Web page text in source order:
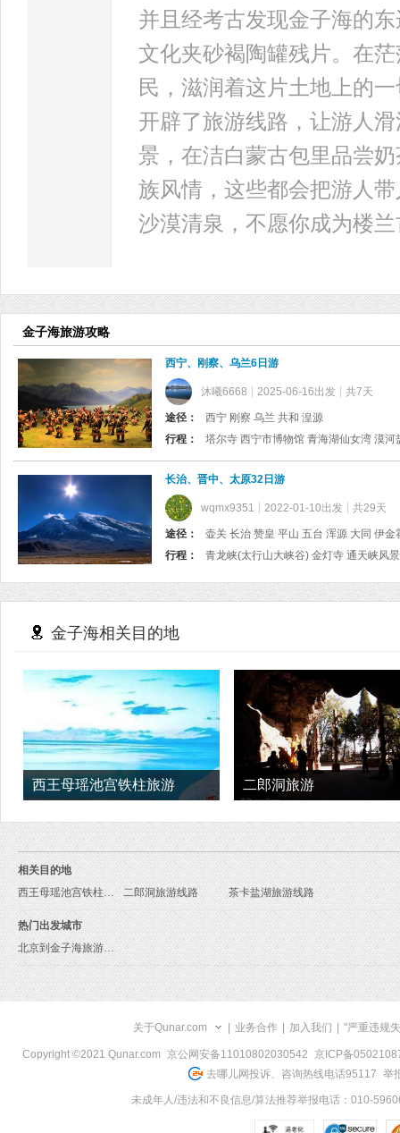
并且经考古发现金子海的
文化夹砂褐陶罐残片。在
民，滋润着这片土地上的
开辟了旅游线路，让游人
景，在洁白蒙古包里品尝
族风情，这些都会把游人
沙漠清泉，不愿你成为楼
金子海旅游攻略
西宁、刚察、乌兰6日游
沐曦6668 2025-06-16出发 共7天
途径：
西宁 刚察 乌兰 共和 湟源
行程：
塔尔寺 西宁市博物馆 青海湖仙女湾 漠
长治、晋中、太原32日游
wqmx9351 2022-01-10出发 共29天
途径：
行程：
金子海相关目的地
西王母瑶池宫铁柱旅游 二郎洞旅游
相关目的地
西王母瑶池宫铁柱旅游线路
二郎洞旅游线路 茶卡盐湖旅游线路
热门出发城市
北京到金子海旅游报价
关于Qunar.com 业务合作 加入我们 "严重违规
Copyright ©2021 Qunar.com 京公网安备11010802030542
京ICP备
去哪儿网投诉、咨询热线电话95117 举
未成年人/违法和不良信息/算法推荐举报电话：010-